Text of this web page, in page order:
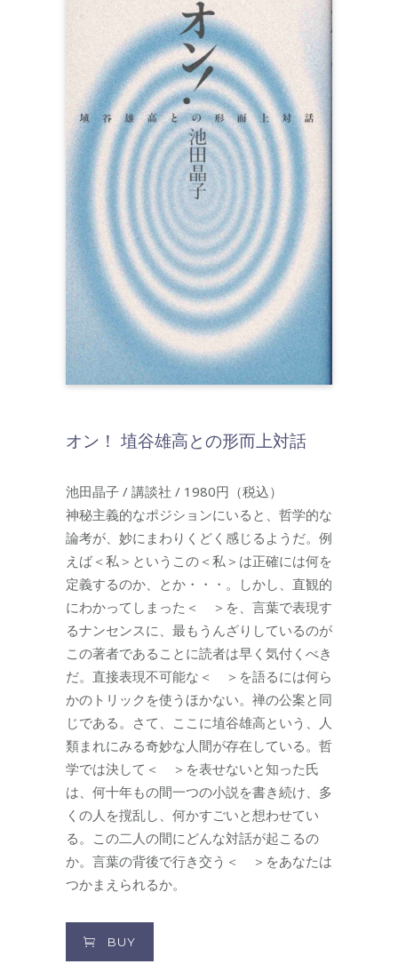
オン！ 埴谷雄高との形而上対話
池田晶子 / 講談社 / 1980円（税込）
神秘主義的なポジションにいると、哲学的な
論考が、妙にまわりくどく感じるようだ。例
えば＜私＞というこの＜私＞は正確には何を
定義するのか、とか・・・。しかし、直観的
にわかってしまった＜ ＞を、言葉で表現す
るナンセンスに、最もうんざりしているのが
この著者であることに読者は早く気付くべき
だ。直接表現不可能な＜ ＞を語るには何ら
かのトリックを使うほかない。禅の公案と同
じである。さて、ここに埴谷雄高という、人
類まれにみる奇妙な人間が存在している。哲
学では決して＜ ＞を表せないと知った氏
は、何十年もの間一つの小説を書き続け、多
くの人を撹乱し、何かすごいと想わせてい
る。この二人の間にどんな対話が起こるの
か。言葉の背後で行き交う＜ ＞をあなたは
つかまえられるか。
BUY